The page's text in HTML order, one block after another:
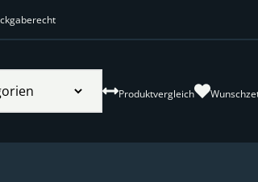
Produktvergleich